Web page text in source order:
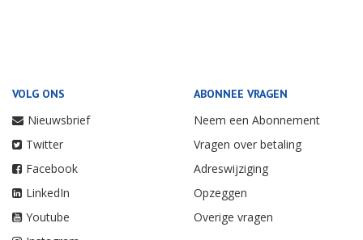
VOLG ONS
Nieuwsbrief
Twitter
Facebook
LinkedIn
Youtube
ABONNEE VRAGEN
Neem een Abonnement
Vragen over betaling
Adreswijziging
Opzeggen
Overige vragen